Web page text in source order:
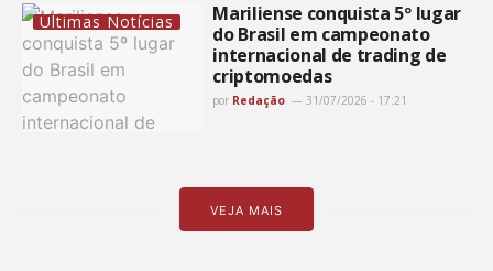
Últimas Notícias
Mariliense conquista 5º lugar
do Brasil em campeonato
internacional de trading de
criptomoedas
por Redação 31/07/2026 - 17:21
VEJA MAIS